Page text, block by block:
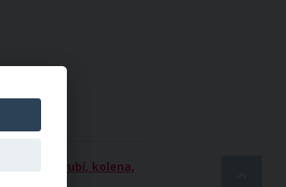
Sběrné potrubí, kolena,